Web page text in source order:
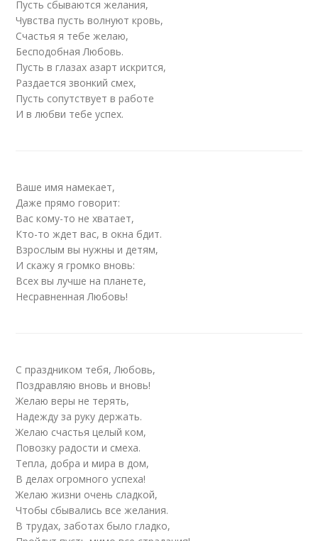
Пусть сбываются желания,
Чувства пусть волнуют кровь,
Счастья я тебе желаю,
Бесподобная Любовь.
Пусть в глазах азарт искрится,
Раздается звонкий смех,
Пусть сопутствует в работе
И в любви тебе успех.
Ваше имя намекает,
Даже прямо говорит:
Вас кому-то не хватает,
Кто-то ждет вас, в окна бдит.
Взрослым вы нужны и детям,
И скажу я громко вновь:
Всех вы лучше на планете,
Несравненная Любовь!
С праздником тебя, Любовь,
Поздравляю вновь и вновь!
Желаю веры не терять,
Надежду за руку держать.
Желаю счастья целый ком,
Повозку радости и смеха.
Тепла, добра и мира в дом,
В делах огромного успеха!
Желаю жизни очень сладкой,
Чтобы сбывались все желания.
В трудах, заботах было гладко,